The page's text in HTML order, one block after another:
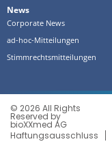
News
Corporate News
ad-hoc-Mitteilungen
Stimmrechtsmitteilungen
© 2026 All Rights
Reserved by
bioXXmed AG
Haftungsausschluss